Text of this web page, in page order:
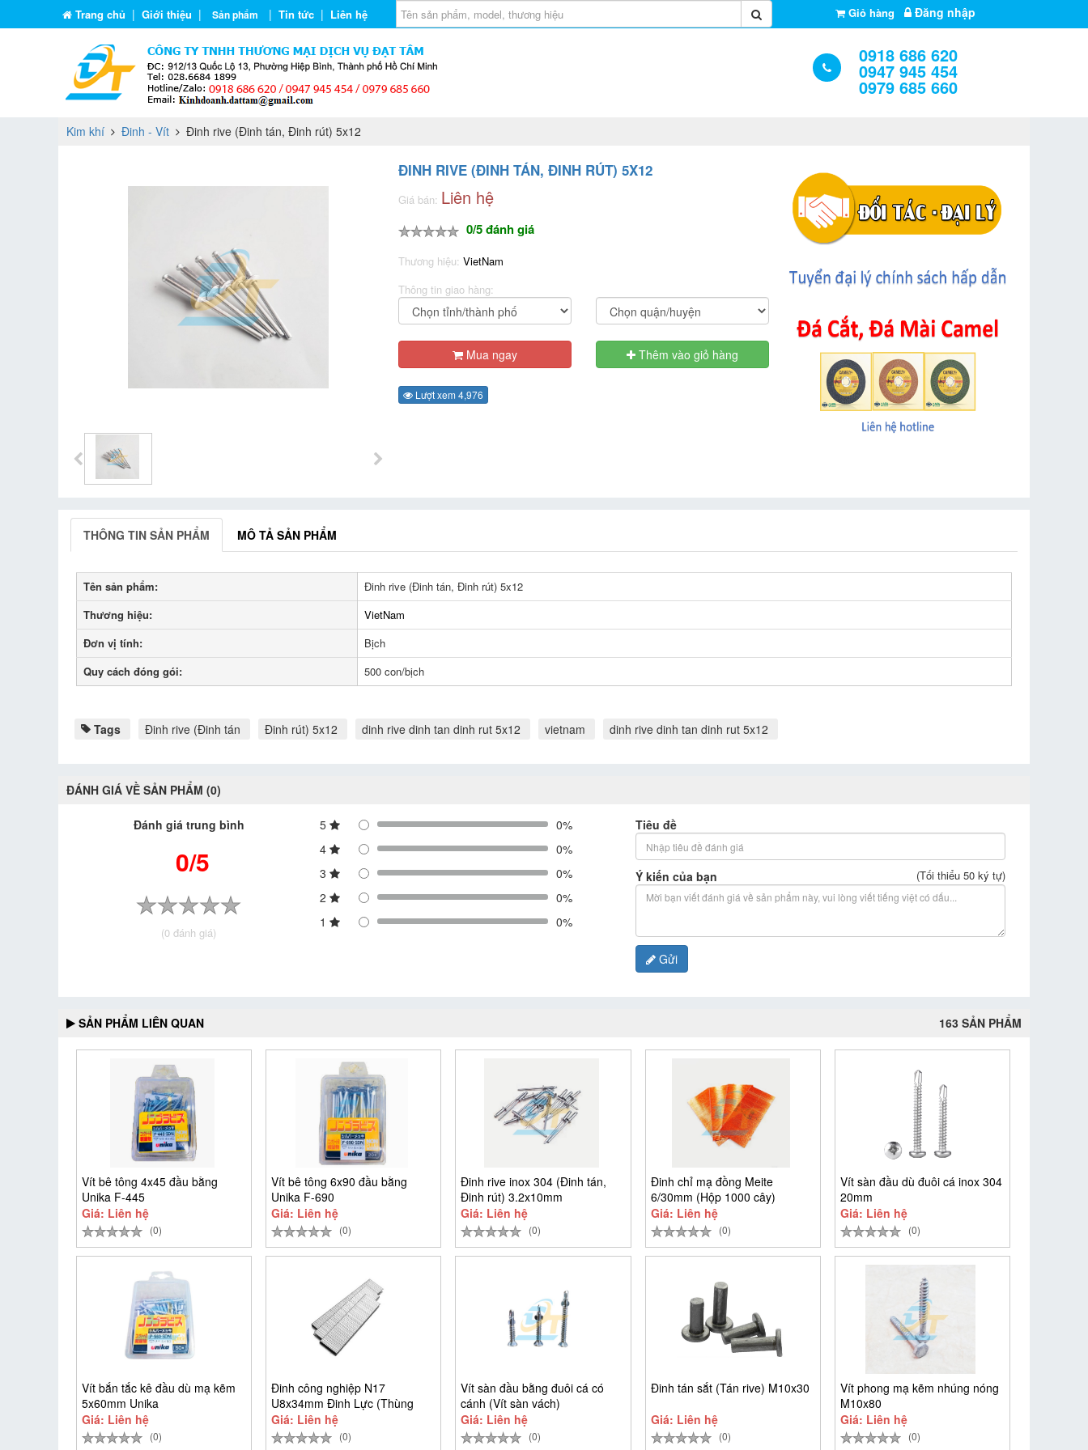
Trang chủ | Giới thiệu | Sản phẩm | Tin tức | Liên hệ Giỏ hàng Đăng nhập
0918 686 620
0947 945 454
0979 685 660
Kim khí Đinh - Vít Đinh rive (Đinh tán, Đinh rút) 5x12
ĐINH RIVE (ĐINH TÁN, ĐINH RÚT) 5X12
Giá bán: Liên hệ
0/5 đánh giá
Thương hiệu: VietNam
Thông tin giao hàng:
Mua ngay Thêm vào giỏ hàng
Lượt xem 4,976
THÔNG TIN SẢN PHẨM MÔ TẢ SẢN PHẨM
Tên sản phẩm:
Đinh rive (Đinh tán, Đinh rút) 5x12
Thương hiệu:
VietNam
Đơn vị tính:
Bịch
Quy cách đóng gói:
500 con/bịch
Tags Đinh rive (Đinh tán Đinh rút) 5x12 dinh rive dinh tan dinh rut 5x12 vietnam dinh rive dinh tan dinh rut 5x12
ĐÁNH GIÁ VỀ SẢN PHẨM (0)
Đánh giá trung bình
0/5
(0 đánh giá)
5
0%
4
0%
3
0%
2
0%
1
0%
Tiêu đề
Ý kiến của bạn (Tối thiểu 50 ký tự)
Gửi
SẢN PHẨM LIÊN QUAN 163 SẢN PHẨM
Vít bê tông 4x45 đầu bằng
Unika F-445
Giá: Liên hệ
(0)
Vít bê tông 6x90 đầu bằng
Unika F-690
Giá: Liên hệ
(0)
Đinh rive inox 304 (Đinh tán,
Đinh rút) 3.2x10mm
Giá: Liên hệ
(0)
Đinh chỉ mạ đồng Meite
6/30mm (Hộp 1000 cây)
Giá: Liên hệ
(0)
Vít sàn đầu dù đuôi cá inox 304
20mm
Giá: Liên hệ
(0)
Vít bắn tắc kê đầu dù mạ kẽm
5x60mm Unika
Giá: Liên hệ
(0)
Đinh công nghiệp N17
U8x34mm Đinh Lực (Thùng
9.384 cây)
Giá: Liên hệ
(0)
Vít sàn đầu bằng đuôi cá có
cánh (Vít sàn vách)
Giá: Liên hệ
(0)
Đinh tán sắt (Tán rive) M10x30
Giá: Liên hệ
(0)
Vít phong mạ kẽm nhúng nóng
M10x80
Giá: Liên hệ
(0)